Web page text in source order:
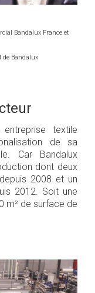
Bandalux France et
de Bandalux
textile
de sa
Car Bandalux
dont deux
2008 et un
2012. Soit une
m² de surface de